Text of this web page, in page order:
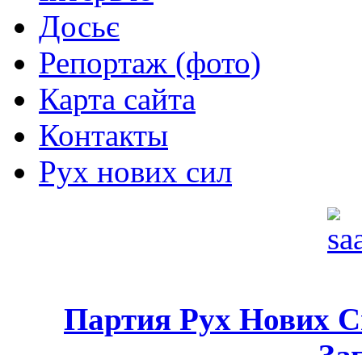
Досьє
Репортаж (фото)
Карта сайта
Контакты
Рух нових сил
Партия Рух Нових